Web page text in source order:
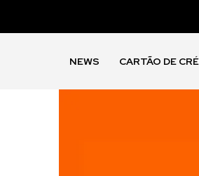
NEWS CARTÃO DE